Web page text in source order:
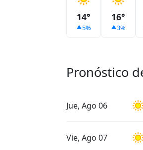
14°
5%
16°
3%
Pronóstico
Jue, Ago 06
Vie, Ago 07